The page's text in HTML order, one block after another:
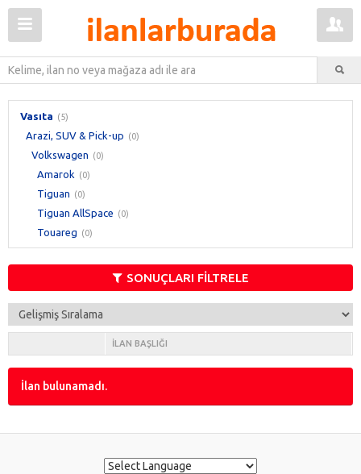
Vasıta (5)
Arazi, SUV & Pick-up (0)
Volkswagen (0)
Amarok (0)
Tiguan (0)
Tiguan AllSpace (0)
Touareg (0)
SONUÇLARI FİLTRELE
İLAN BAŞLIĞI
İlan bulunamadı.